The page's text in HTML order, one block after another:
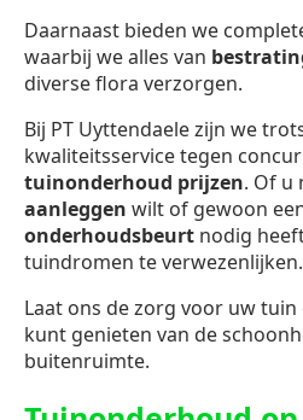
Daarnaast bieden we
waarbij we alles van
diverse flora verzorgen.
Bij PT Uyttendaele zijn we
kwaliteitsservice tegen
tuinonderhoud prijzen. Of u
aanleggen wilt of gewoon
onderhoudsbeurt nodig
tuindromen te verwezenlijken.
Laat ons de zorg voor uw
kunt genieten van de
buitenruimte.